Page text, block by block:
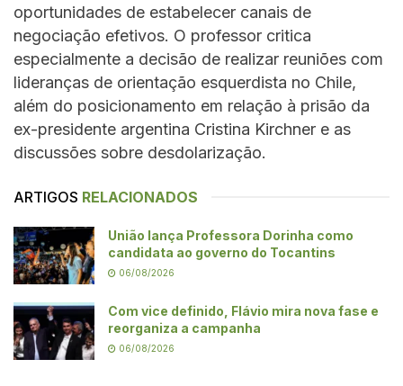
oportunidades de estabelecer canais de
negociação efetivos. O professor critica
especialmente a decisão de realizar reuniões com
lideranças de orientação esquerdista no Chile,
além do posicionamento em relação à prisão da
ex-presidente argentina Cristina Kirchner e as
discussões sobre desdolarização.
ARTIGOS RELACIONADOS
União lança Professora Dorinha como
candidata ao governo do Tocantins
06/08/2026
Com vice definido, Flávio mira nova fase e
reorganiza a campanha
06/08/2026